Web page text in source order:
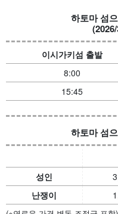
하토마 섬
이시가키섬 출발
8:00
15:45
하토마 섬
성인
난쟁이